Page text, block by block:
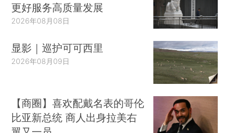
更好服务高质量发展
2026年08月08日
显影｜巡护可可西里
2026年08月09日
【商圈】喜欢配戴名表的哥伦
比亚新总统 商人出身拉美右